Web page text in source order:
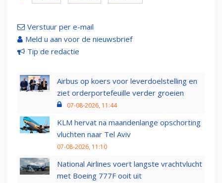
Verstuur per e-mail
Meld u aan voor de nieuwsbrief
Tip de redactie
Airbus op koers voor leverdoelstelling en
ziet orderportefeuille verder groeien
07-08-2026, 11:44
KLM hervat na maandenlange opschorting
vluchten naar Tel Aviv
07-08-2026, 11:10
National Airlines voert langste vrachtvlucht
met Boeing 777F ooit uit